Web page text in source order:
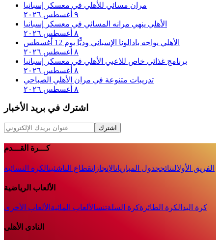
مران مسائي للأهلي في معسكر إسبانيا
٩ أغسطس ٢٠٢٦
الأهلي ينهي مرانه المسائي في معسكر إسبانيا
٨ أغسطس ٢٠٢٦
الأهلي يواجه بادالونا الإسباني وديًّا يوم 12 أغسطس
٨ أغسطس ٢٠٢٦
برنامج غذائي خاص للاعبي الأهلي في معسكر إسبانيا
٨ أغسطس ٢٠٢٦
تدريبات متنوعة في مران الأهلي الصباحي
٨ أغسطس ٢٠٢٦
اشترك في بريد الأخبار
اشترك
كـــرة القـــدم
الفريق الأولالنتائججدول المبارياتالإنجازاتقطاع الناشئينالكرة النسائية
الألعاب الرياضية
كرة اليد الكرة الطائرةكرة السلةتنسالألعاب المائية الألعاب الأخرى
النادى الأهلى